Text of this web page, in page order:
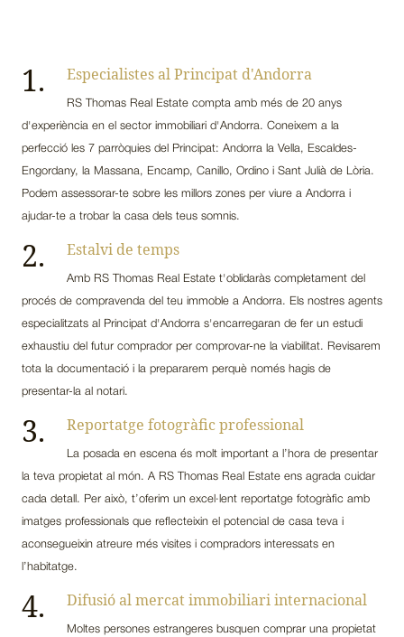
1. Especialistes al Principat d'Andorra
RS Thomas Real Estate compta amb més de 20 anys
d'experiència en el sector immobiliari d'Andorra. Coneixem a la
perfecció les 7 parròquies del Principat: Andorra la Vella, Escaldes-
Engordany, la Massana, Encamp, Canillo, Ordino i Sant Julià de Lòria.
Podem assessorar-te sobre les millors zones per viure a Andorra i
ajudar-te a trobar la casa dels teus somnis.
2. Estalvi de temps
Amb RS Thomas Real Estate t'oblidaràs completament del
procés de compravenda del teu immoble a Andorra. Els nostres agents
especialitzats al Principat d'Andorra s'encarregaran de fer un estudi
exhaustiu del futur comprador per comprovar-ne la viabilitat. Revisarem
tota la documentació i la prepararem perquè només hagis de
presentar-la al notari.
3. Reportatge fotogràfic professional
La posada en escena és molt important a l’hora de presentar
la teva propietat al món. A RS Thomas Real Estate ens agrada cuidar
cada detall. Per això, t’oferim un excel·lent reportatge fotogràfic amb
imatges professionals que reflecteixin el potencial de casa teva i
aconsegueixin atreure més visites i compradors interessats en
l’habitatge.
4. Difusió al mercat immobiliari internacional
Moltes persones estrangeres busquen comprar una propietat